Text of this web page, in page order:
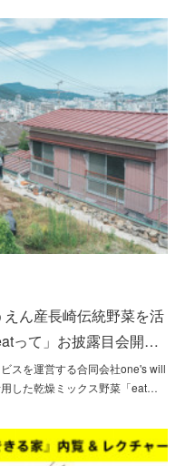
ん産長崎伝統野菜を活
って」お披露目会開…
スを運営する合同会社one's will
した乾燥ミックス野菜「eat…